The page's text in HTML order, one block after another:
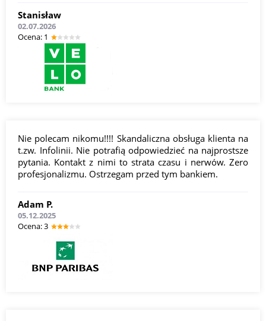
Stanisław
02.07.2026
Оcena: 1
Nie polecam nikomu!!!! Skandaliczna obsługa klienta na
t.zw. Infolinii. Nie potrafią odpowiedzieć na najprostsze
pytania. Kontakt z nimi to strata czasu i nerwów. Zero
profesjonalizmu. Ostrzegam przed tym bankiem.
Adam P.
05.12.2025
Оcena: 3